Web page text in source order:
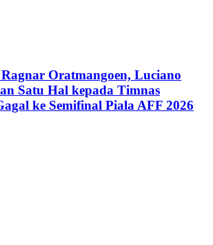
Oratmangoen, Luciano
Satu Hal kepada Timnas
ke Semifinal Piala AFF 2026